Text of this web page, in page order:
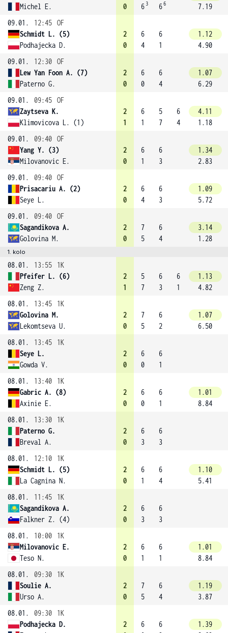
Michel E.
0
6 3
66
7.19
09.01.
12:45 OF
Schmidt L. (5)
Podhajecka D.
2
0
6
4
6
1
1.12
4.90
09.01.
12:30 OF
Lew Yan Foon A. (7)
Paterno G.
2
0
6
0
6
4
1.07
6.29
09.01.
09:45 OF
Zaytseva K.
Klimovicova L. (1)
2
1
6
1
5
7
6
4
4.11
1.18
09.01.
09:40 OF
Yang Y. (3)
Milovanovic E.
2
0
6
1
6
3
1.34
2.83
09.01.
09:40 OF
Prisacariu A. (2)
Seye L.
2
0
6
4
6
3
1.09
5.72
09.01.
09:40 OF
Sagandikova A.
Golovina M.
2
0
7
5
6
4
3.14
1.28
1. kolo
08.01. 13:55
1K
Pfeifer L. (6)
Zeng Z.
2
1
5
7
6
3
6
1
1.13
4.82
08.01.
13:45
1K
Golovina M.
Lekomtseva U.
2
0
7
5
6
2
1.07
6.50
08.01.
13:45
1K
Seye L.
Gowda V.
2
0
6
0
6
1
08.01.
13:40
1K
Gabric A. (8)
Axinie E.
2
0
6
0
6
1
1.01
8.84
08.01.
13:30
1K
Paterno G.
Breval A.
2
0
6
3
6
3
08.01.
12:10
1K
Schmidt L. (5)
La Cagnina N.
2
0
6
1
6
4
1.10
5.41
08.01.
11:45
1K
Sagandikova A.
Falkner Z. (4)
2
0
6
3
6
3
08.01.
10:00
1K
Milovanovic E.
Teso N.
2
0
6
1
6
1
1.01
8.84
08.01.
09:30
1K
Soulie A.
Urso A.
2
0
7
5
6
4
1.19
3.87
08.01.
09:30
1K
Podhajecka D.
2
6
6
1.39